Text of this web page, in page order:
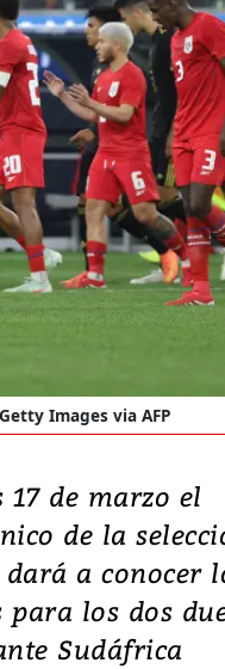
Images via AFP
17 de marzo el
de la
a conocer
para los dos
Sudáfrica
heridos y
en Kumamoto
terremoto de
se registró este martes 28
en la prefectura de
de gran...